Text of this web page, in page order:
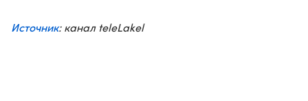
Источник: канал teleLakel